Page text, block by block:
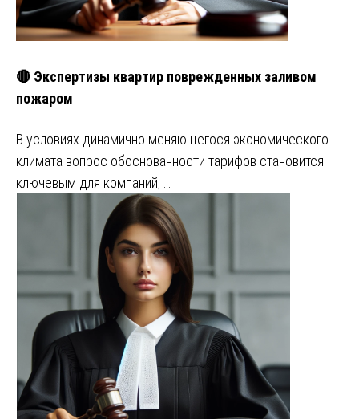
🔴 Экспертизы квартир поврежденных заливом
пожаром
В условиях динамично меняющегося экономического
климата вопрос обоснованности тарифов становится
ключевым для компаний, …